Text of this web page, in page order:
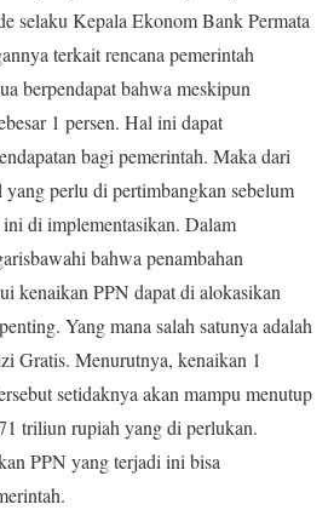
selaku Kepala Ekonom Bank Permata
terkait rencana pemerintah
berpendapat bahwa meskipun
1 persen. Hal ini dapat
bagi pemerintah. Maka dari
yang perlu di pertimbangkan sebelum
di implementasikan. Dalam
bahwa penambahan
kenaikan PPN dapat di alokasikan
Yang mana salah satunya adalah
Gratis. Menurutnya, kenaikan 1
setidaknya akan mampu menutup
triliun rupiah yang di perlukan.
PPN yang terjadi ini bisa